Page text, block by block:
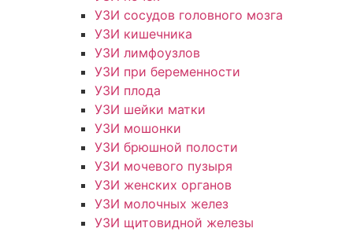
УЗИ сосудов головного мозга
УЗИ кишечника
УЗИ лимфоузлов
УЗИ при беременности
УЗИ плода
УЗИ шейки матки
УЗИ мошонки
УЗИ брюшной полости
УЗИ мочевого пузыря
УЗИ женских органов
УЗИ молочных желез
УЗИ щитовидной железы